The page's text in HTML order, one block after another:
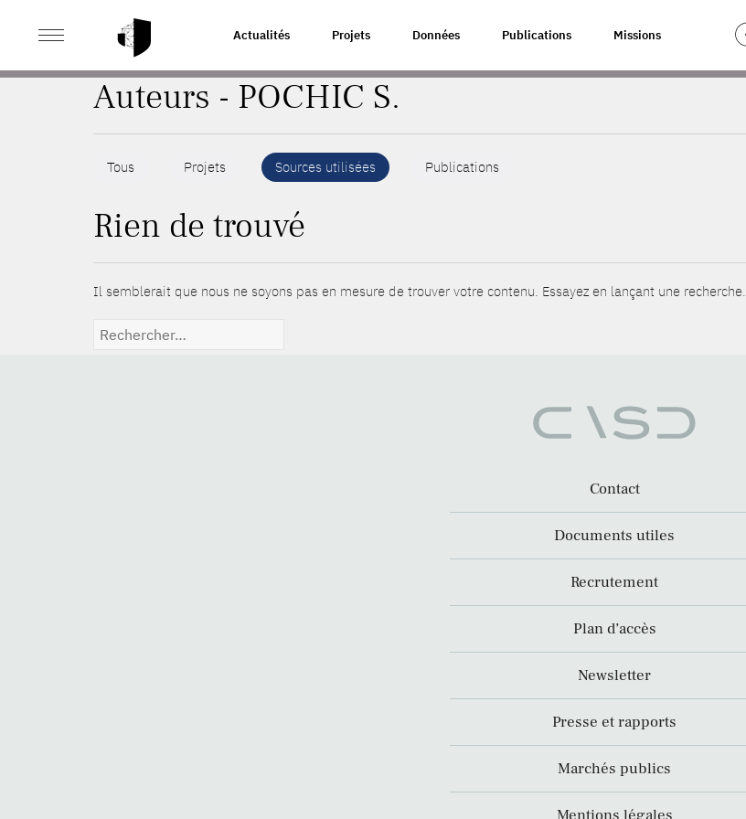
Actualités Projets Données Publications Missions
ACCUEIL
Auteurs - POCHIC S.
Tous Projets Sources utilisées Publications
Rien de trouvé
Il semblerait que nous ne soyons pas en mesure de trouver votre contenu. Essayez en lançant une recherche.
Rechercher :
Contact
Documents utiles
Recrutement
Plan d’accès
Newsletter
Presse et rapports
Marchés publics